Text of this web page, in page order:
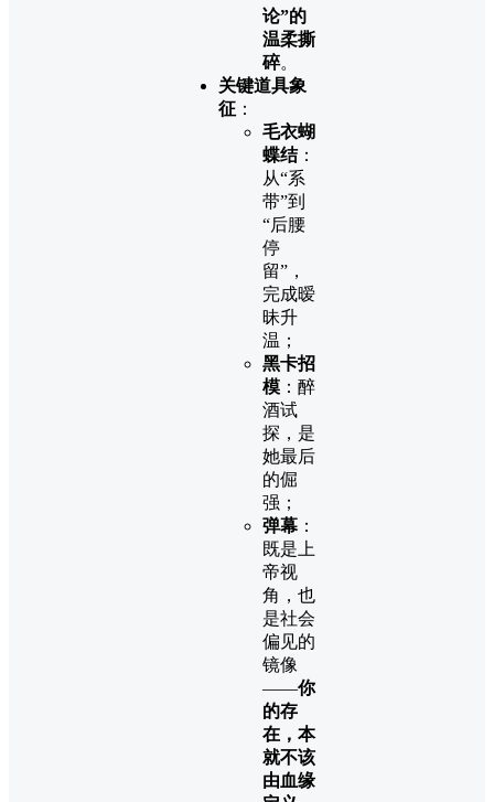
论”的
温柔撕
碎。
关键道具象
征 ：
毛衣蝴
蝶结：
从“系
带”到
“后腰
停
留”，
完成暧
昧升
温；
黑卡招
模 ：醉
酒试
探，是
她最后
的倔
强；
弹幕 ：
既是上
帝视
角，也
是社会
偏见的
镜像
——你
的存
在，本
就不该
由血缘